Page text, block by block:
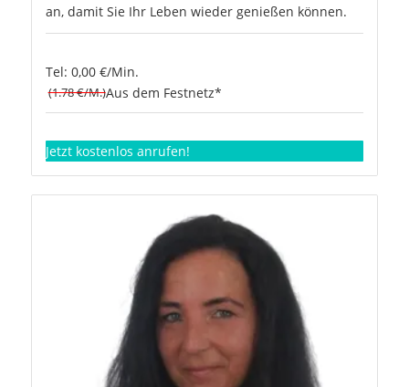
an, damit Sie Ihr Leben wieder genießen können.
Tel: 0,00 €/Min.
(1.78 €/M.)Aus dem Festnetz*
Jetzt kostenlos anrufen!